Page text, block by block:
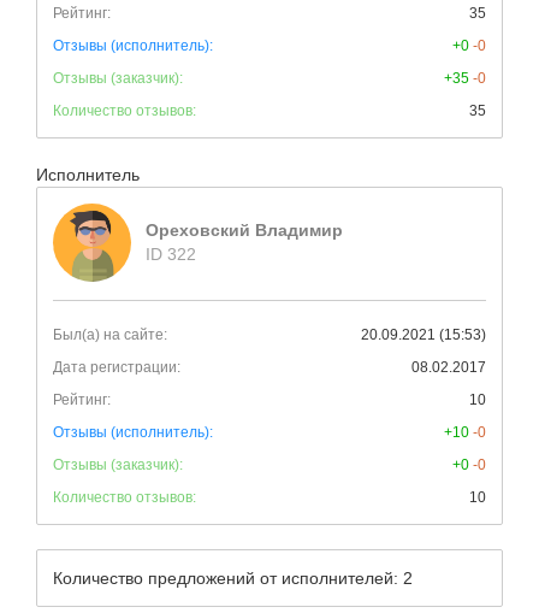
Рейтинг:
35
Отзывы (исполнитель):
+0 -0
Отзывы (заказчик):
+35 -0
Количество отзывов:
35
Исполнитель
Ореховский Владимир
ID 322
Был(а) на сайте:
20.09.2021 (15:53)
Дата регистрации:
08.02.2017
Рейтинг:
10
Отзывы (исполнитель):
+10 -0
Отзывы (заказчик):
+0 -0
Количество отзывов:
10
Количество предложений от исполнителей: 2